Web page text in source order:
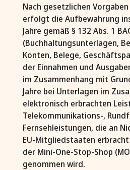
Nach gesetzlichen
erfolgt die Aufbewahrung
Jahre gemäß § 132 Abs. 1
(Buchhaltungsunterlagen,
Konten, Belege,
der Einnahmen und
im Zusammenhang mit
Jahre bei Unterlagen im
elektronisch erbrachten
Telekommunikations-,
Fernsehleistungen, die an
EU-Mitgliedstaaten
der Mini-One-Stop-Shop
genommen wird.